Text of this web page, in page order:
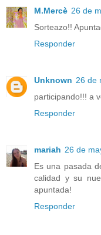
M.Mercè 26 de
Sorteazo!!
Responder
Unknown 26 de
participando!!! a
Responder
mariah 26 de
Es una pasada
calidad y su
apuntada!
Responder